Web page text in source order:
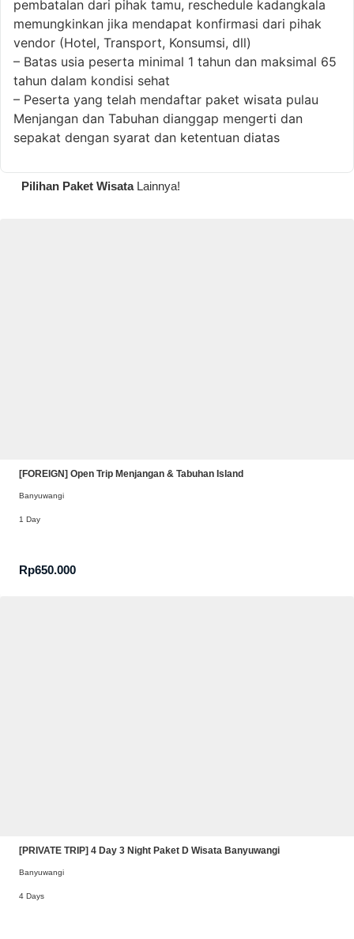
pembatalan dari pihak tamu, reschedule kadangkala
memungkinkan jika mendapat konfirmasi dari pihak
vendor (Hotel, Transport, Konsumsi, dll)
– Batas usia peserta minimal 1 tahun dan maksimal 65
tahun dalam kondisi sehat
– Peserta yang telah mendaftar paket wisata pulau
Menjangan dan Tabuhan dianggap mengerti dan
sepakat dengan syarat dan ketentuan diatas
Pilihan Paket Wisata Lainnya!
[FOREIGN] Open Trip Menjangan & Tabuhan Island
Banyuwangi
1 Day
Rp650.000
[PRIVATE TRIP] 4 Day 3 Night Paket D Wisata Banyuwangi
Banyuwangi
4 Days